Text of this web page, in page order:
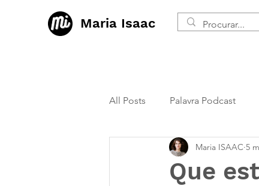
Maria Isaac
All Posts Palavra Podcast
Que
Maria ISAAC 5